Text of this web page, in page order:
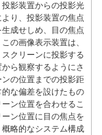
影装置からの投影光
り、投影装置の焦点
成せしめ、目の焦点
の画像表示装置は、
クリーンに投影する
ら観察するようにさ
の位置までの投影距
な偏差を設けたもの
ン位置を合わせるこ
ン位置に目の焦点を
略的なシステム構成